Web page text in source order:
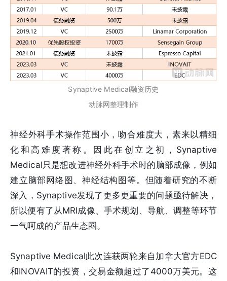
Synaptive Medical融资历史
动脉网整理制作
神经外科手术操作范围小，吻合难度大，素来以精细
化和高难度著称。因此在创立之初，Synaptive
Medical只是想改进神经外科手术时的脑部成像，例如
建立脑部网络图、神经结构图等。但随着研究的不断
深入，Synaptive发现了更多更重要的问题亟待解决，
所以便有了从MRI成像、手术规划、导航、调整等环节
一气呵成的产品生态圈。
Synaptive Medical此次连获两轮来自加拿大官方EDC
和INOVAIT的投资，交易金额超过了4000万美元。这